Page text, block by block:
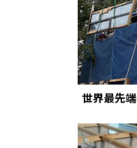
世界最先